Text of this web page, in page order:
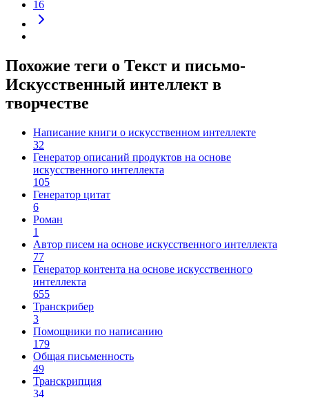
16
Похожие теги о Текст и письмо-
Искусственный интеллект в
творчестве
Написание книги о искусственном интеллекте
32
Генератор описаний продуктов на основе
искусственного интеллекта
105
Генератор цитат
6
Роман
1
Автор писем на основе искусственного интеллекта
77
Генератор контента на основе искусственного
интеллекта
655
Транскрибер
3
Помощники по написанию
179
Общая письменность
49
Транскрипция
34